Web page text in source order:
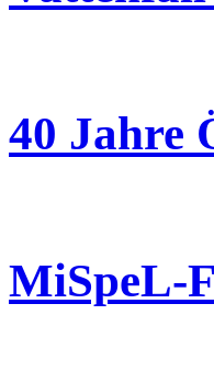
40 Jahre
MiSpeL-